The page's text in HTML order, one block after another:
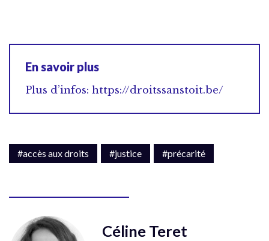
En savoir plus
Plus d’infos: https://droitssanstoit.be/
#accès aux droits #justice #précarité
Céline Teret